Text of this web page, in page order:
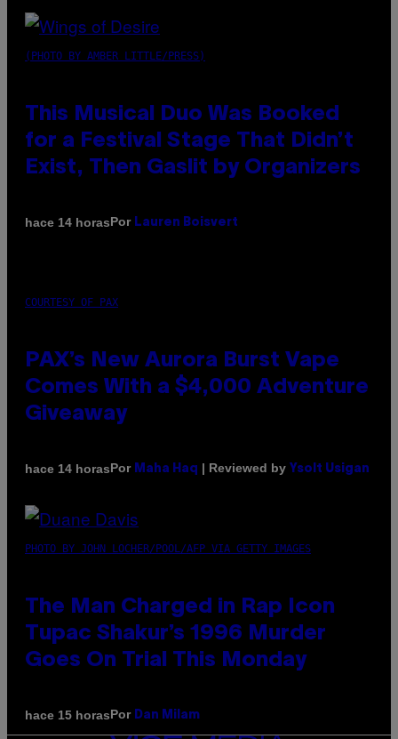
(PHOTO BY AMBER LITTLE/PRESS)
This Musical Duo Was Booked
for a Festival Stage That Didn’t
Exist, Then Gaslit by Organizers
hace 14 horasPor Lauren Boisvert
COURTESY OF PAX
PAX’s New Aurora Burst Vape
Comes With a $4,000 Adventure
Giveaway
hace 14 horasPor Maha Haq | Reviewed by Ysolt Usigan
PHOTO BY JOHN LOCHER/POOL/AFP VIA GETTY IMAGES
The Man Charged in Rap Icon
Tupac Shakur’s 1996 Murder
Goes On Trial This Monday
hace 15 horasPor Dan Milam